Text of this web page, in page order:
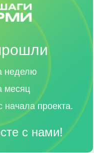
неделю
месяц
начала проекта.
с нами!